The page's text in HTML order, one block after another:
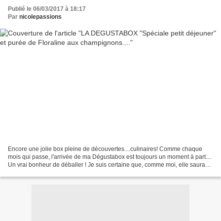
Publié le 06/03/2017 à 18:17
Par nicolepassions
Encore une jolie box pleine de découvertes....culinaires! Comme chaque
mois qui passe, l'arrivée de ma Dégustabox est toujours un moment à part....
Un vrai bonheur de déballer ! Je suis certaine que, comme moi, elle saura